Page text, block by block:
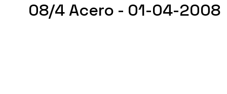
08/4 Acero - 01-04-2008